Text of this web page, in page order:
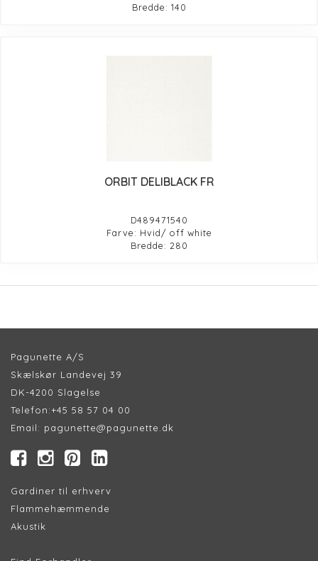
Bredde: 140
ORBIT DELIBLACK FR
D489471540
Farve: Hvid/ off white
Bredde: 280
Pagunette A/S
Skælskør Landevej 39
DK-4200 Slagelse
Telefon:+45 58 57 04 00
Email: pagunette@pagunette.dk
Gardiner til erhverv
Flammehæmmende
Akustik